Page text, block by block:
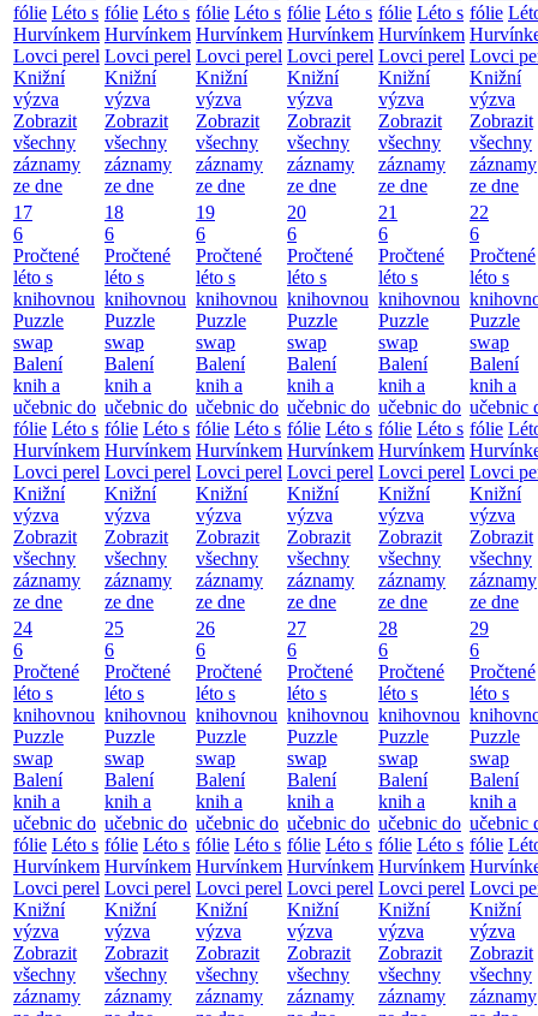
fólie Léto s
Hurvínkem
Lovci perel
Knižní
výzva
Zobrazit
všechny
záznamy
ze dne
fólie Léto s
Hurvínkem
Lovci perel
Knižní
výzva
Zobrazit
všechny
záznamy
ze dne
fólie Léto s
Hurvínkem
Lovci perel
Knižní
výzva
Zobrazit
všechny
záznamy
ze dne
fólie Léto s
Hurvínkem
Lovci perel
Knižní
výzva
Zobrazit
všechny
záznamy
ze dne
fólie Léto s
Hurvínkem
Lovci perel
Knižní
výzva
Zobrazit
všechny
záznamy
ze dne
fólie
Lovci
Knižní
výzva
Zobrazit
všechny
záznamy
ze dne
17
6
Pročtené
léto s
knihovnou
Puzzle
swap
Balení
knih a
učebnic do
fólie Léto s
Hurvínkem
Lovci perel
Knižní
výzva
Zobrazit
všechny
záznamy
ze dne
18
6
Pročtené
léto s
knihovnou
Puzzle
swap
Balení
knih a
učebnic do
fólie Léto s
Hurvínkem
Lovci perel
Knižní
výzva
Zobrazit
všechny
záznamy
ze dne
19
6
Pročtené
léto s
knihovnou
Puzzle
swap
Balení
knih a
učebnic do
fólie Léto s
Hurvínkem
Lovci perel
Knižní
výzva
Zobrazit
všechny
záznamy
ze dne
20
6
Pročtené
léto s
knihovnou
Puzzle
swap
Balení
knih a
učebnic do
fólie Léto s
Hurvínkem
Lovci perel
Knižní
výzva
Zobrazit
všechny
záznamy
ze dne
21
6
Pročtené
léto s
knihovnou
Puzzle
swap
Balení
knih a
učebnic do
fólie Léto s
Hurvínkem
Lovci perel
Knižní
výzva
Zobrazit
všechny
záznamy
ze dne
22
6
Pročtené
léto s
Puzzle
swap
Balení
knih a
učebnic
fólie
Lovci
Knižní
výzva
Zobrazit
všechny
záznamy
ze dne
24
6
Pročtené
léto s
knihovnou
Puzzle
swap
Balení
knih a
učebnic do
fólie Léto s
Hurvínkem
Lovci perel
Knižní
výzva
Zobrazit
všechny
záznamy
25
6
Pročtené
léto s
knihovnou
Puzzle
swap
Balení
knih a
učebnic do
fólie Léto s
Hurvínkem
Lovci perel
Knižní
výzva
Zobrazit
všechny
záznamy
26
6
Pročtené
léto s
knihovnou
Puzzle
swap
Balení
knih a
učebnic do
fólie Léto s
Hurvínkem
Lovci perel
Knižní
výzva
Zobrazit
všechny
záznamy
27
6
Pročtené
léto s
knihovnou
Puzzle
swap
Balení
knih a
učebnic do
fólie Léto s
Hurvínkem
Lovci perel
Knižní
výzva
Zobrazit
všechny
záznamy
28
6
Pročtené
léto s
knihovnou
Puzzle
swap
Balení
knih a
učebnic do
fólie Léto s
Hurvínkem
Lovci perel
Knižní
výzva
Zobrazit
všechny
záznamy
29
6
Pročtené
léto s
Puzzle
swap
Balení
knih a
učebnic
fólie
Lovci
Knižní
výzva
Zobrazit
všechny
záznamy